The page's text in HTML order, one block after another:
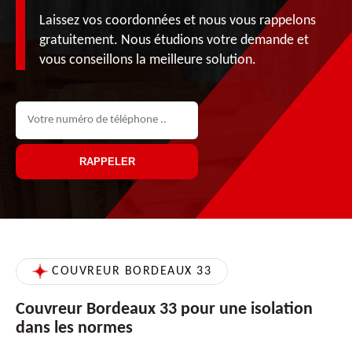
Laissez vos coordonnées et nous vous rappelons
gratuitement. Nous étudions votre demande et
vous conseillons la meilleure solution.
COUVREUR BORDEAUX 33
Couvreur Bordeaux 33 pour une isolation
dans les normes